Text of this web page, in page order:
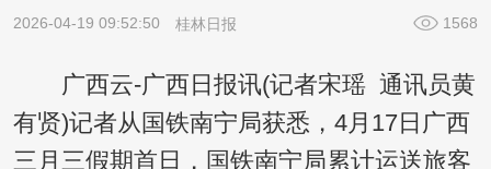
2026-04-19 09:52:50 桂林日报 1568
广西云-广西日报讯(记者宋瑶 通讯员黄
有贤)记者从国铁南宁局获悉，4月17日广西
三月三假期首日，国铁南宁局累计运送旅客